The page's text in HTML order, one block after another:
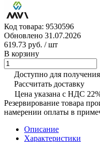
Код товара: 9530596
Обновлено 31.07.2026
619.73 руб. / шт
В корзину
Доступно для
Рассчитать доставку
Цена указана с НДС
Резервирование товара
намерении оплаты в
Описание
Характеристики